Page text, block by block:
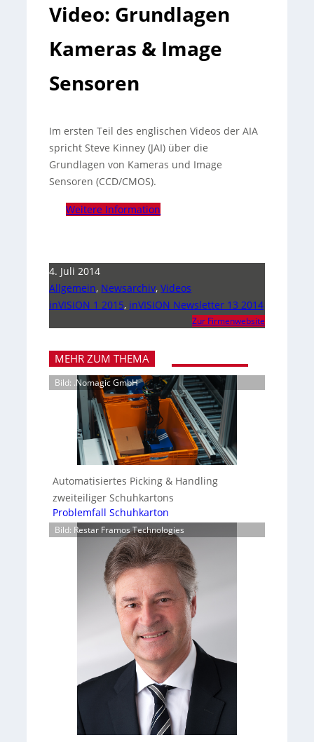
Video: Grundlagen
Kameras & Image
Sensoren
Im ersten Teil des englischen Videos der AIA
spricht Steve Kinney (JAI) über die
Grundlagen von Kameras und Image
Sensoren (CCD/CMOS).
Weitere Information
4. Juli 2014
Allgemein, Newsarchiv,Videos
inVISION 1 2015, inVISION Newsletter 13 2014
Zur Firmenwebsite
MEHR ZUM THEMA
Bild: .Nomagic GmbH
Automatisiertes Picking & Handling
zweiteiliger Schuhkartons
Problemfall Schuhkarton
Bild: Restar Framos Technologies